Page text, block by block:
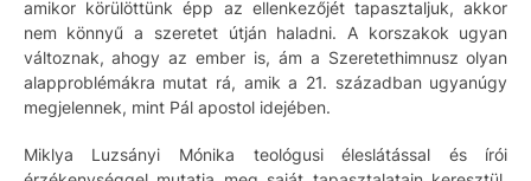
amikor körülöttünk épp az ellenkezőjét tapasztaljuk, akkor
nem könnyű a szeretet útján haladni. A korszakok ugyan
változnak, ahogy az ember is, ám a Szeretethimnusz olyan
alapproblémákra mutat rá, amik a 21. században ugyanúgy
megjelennek, mint Pál apostol idejében.
Miklya Luzsányi Mónika teológusi éleslátással és írói